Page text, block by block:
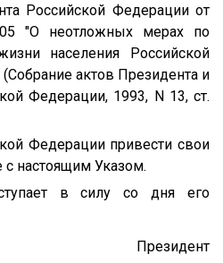
Российской Федерации от
"О неотложных мерах по
населения Российской
актов Президента и
Федерации, 1993, N 13, ст.
Федерации привести свои
с настоящим Указом.
в силу со дня его
Президент